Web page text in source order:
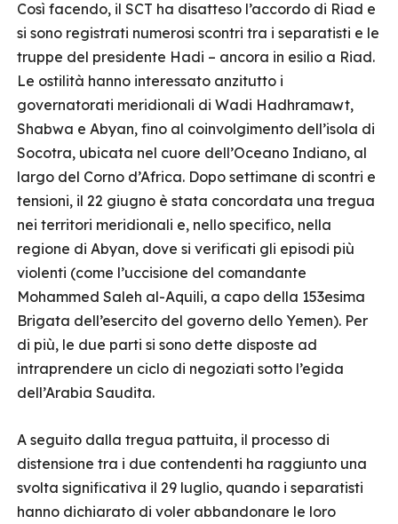
Così facendo, il SCT ha disatteso l’accordo di Riad e
si sono registrati numerosi scontri tra i separatisti e le
truppe del presidente Hadi – ancora in esilio a Riad.
Le ostilità hanno interessato anzitutto i
governatorati meridionali di Wadi Hadhramawt,
Shabwa e Abyan, fino al coinvolgimento dell’isola di
Socotra, ubicata nel cuore dell’Oceano Indiano, al
largo del Corno d’Africa. Dopo settimane di scontri e
tensioni, il 22 giugno è stata concordata una tregua
nei territori meridionali e, nello specifico, nella
regione di Abyan, dove si verificati gli episodi più
violenti (come l’uccisione del comandante
Mohammed Saleh al-Aquili, a capo della 153esima
Brigata dell’esercito del governo dello Yemen). Per
di più, le due parti si sono dette disposte ad
intraprendere un ciclo di negoziati sotto l’egida
dell’Arabia Saudita.
A seguito dalla tregua pattuita, il processo di
distensione tra i due contendenti ha raggiunto una
svolta significativa il 29 luglio, quando i separatisti
hanno dichiarato di voler abbandonare le loro